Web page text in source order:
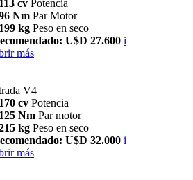
113 cv Potencia
Nm Par Motor
199 kg Peso en seco
U$D 27.600 i
más
V4
170 cv Potencia
125 Nm Par motor
kg Peso en seco
U$D 32.000 i
más